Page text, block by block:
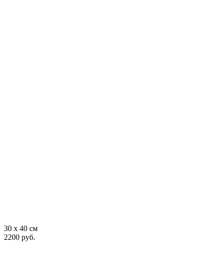
30 x 40 см
2200 руб.